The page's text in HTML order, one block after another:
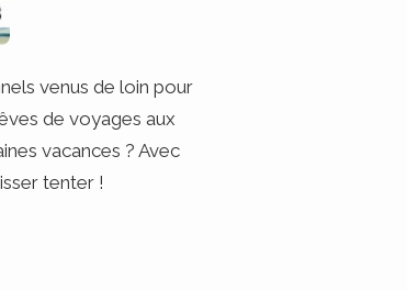
venus de loin pour
de voyages aux
vacances ? Avec
tenter !